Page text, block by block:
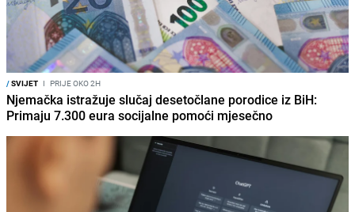
/SVIJET I PRIJE OKO 2H
Njemačka istražuje slučaj desetočlane porodice iz BiH:
Primaju 7.300 eura socijalne pomoći mjesečno